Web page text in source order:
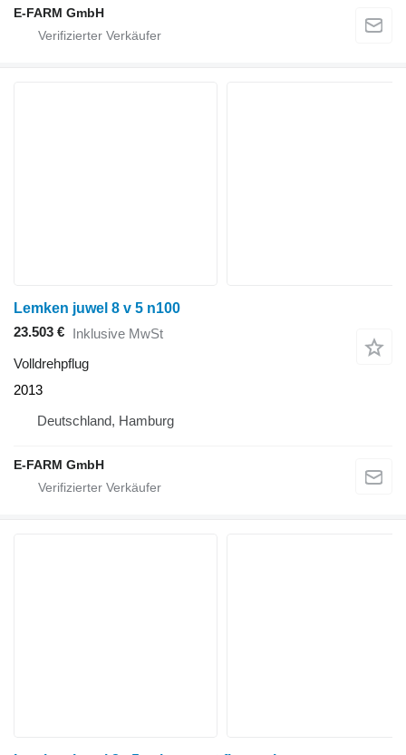
E-FARM GmbH
Lemken juwel 8 v 5 n100
23.503 € Inklusive MwSt
Volldrehpflug
2013
Deutschland, Hamburg
E-FARM GmbH